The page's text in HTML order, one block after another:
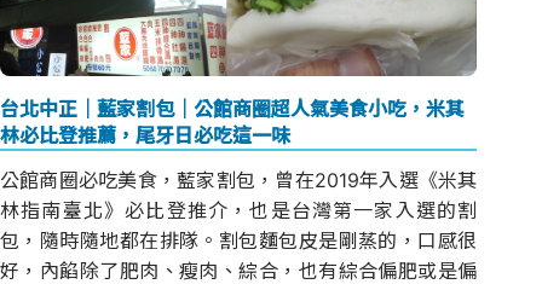
台北中正｜藍家割包｜公館商圈超人氣美食小吃，米其
林必比登推薦，尾牙日必吃這一味
公館商圈必吃美食，藍家割包，曾在2019年入選《米其
林指南臺北》必比登推介，也是台灣第一家入選的割
包，隨時隨地都在排隊。割包麵包皮是剛蒸的，口感很
好，內餡除了肥肉、瘦肉、綜合，也有綜合偏肥或是偏